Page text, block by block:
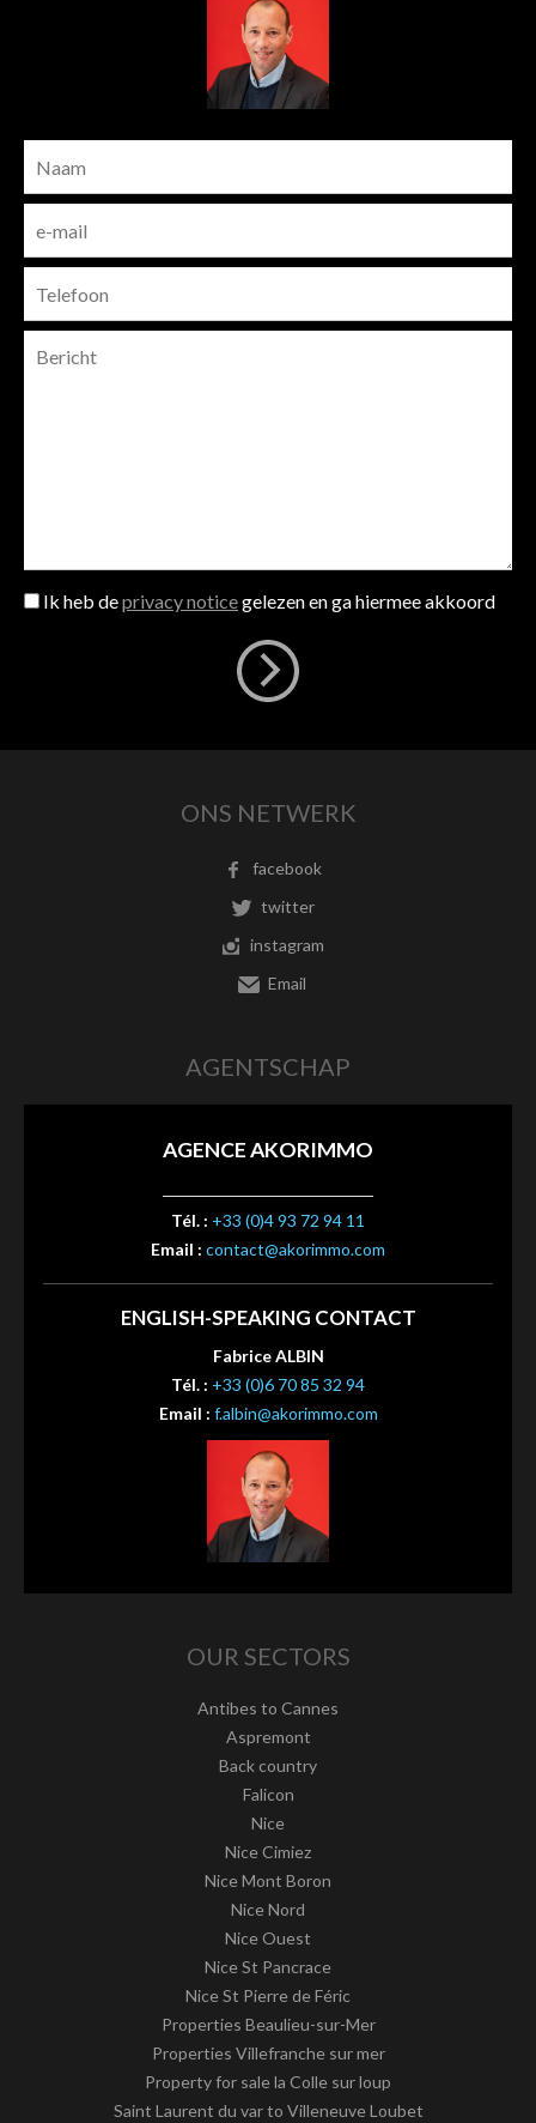
Ik heb deprivacy noticegelezen en ga hiermee akkoord
ONS NETWERK
facebook
twitter
instagram
Email
AGENTSCHAP
AGENCE AKORIMMO
Tél. : +33 (0)4 93 72 94 11
Email : contact@akorimmo.com
ENGLISH-SPEAKING CONTACT
Fabrice ALBIN
Tél. : +33 (0)6 70 85 32 94
Email : f.albin@akorimmo.com
OUR SECTORS
Antibes to Cannes
Aspremont
Back country
Falicon
Nice
Nice Cimiez
Nice Mont Boron
Nice Nord
Nice Ouest
Nice St Pancrace
Nice St Pierre de Féric
Properties Beaulieu-sur-Mer
Properties Villefranche sur mer
Property for sale la Colle sur loup
Saint Laurent du var to Villeneuve Loubet